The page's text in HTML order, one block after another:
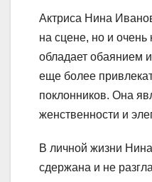
Актриса Нина
на сцене, но и
обладает обаянием
еще более
поклонников. Она
женственности и
В личной жизни
сдержана и не